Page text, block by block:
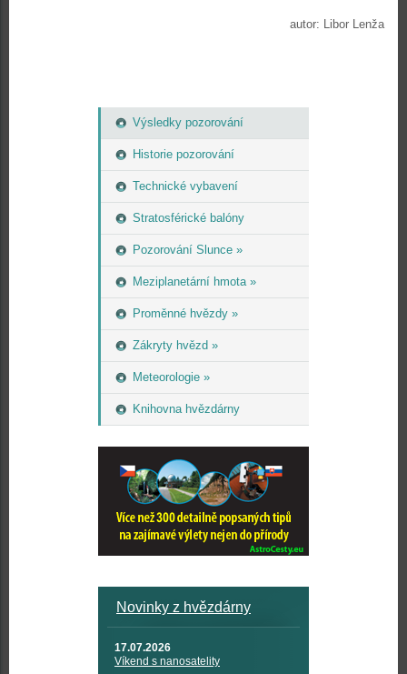
Výsledky pozorování
Historie pozorování
Technické vybavení
Stratosférické balóny
Pozorování Slunce »
Meziplanetární hmota »
Proměnné hvězdy »
Zákryty hvězd »
Meteorologie »
Knihovna hvězdárny
Novinky z hvězdárny
17.07.2026
Víkend s nanosatelity
autor: Libor Lenža